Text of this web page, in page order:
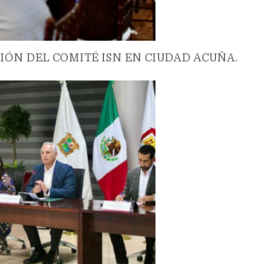
DEL COMITÉ ISN EN CIUDAD ACUÑA.